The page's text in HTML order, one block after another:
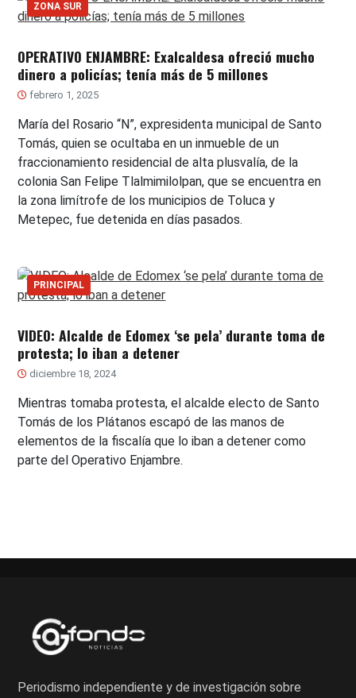
ZONA SUR
OPERATIVO ENJAMBRE: Exalcaldesa ofreció mucho
dinero a policías; tenía más de 5 millones
febrero 1, 2025
María del Rosario “N”, expresidenta municipal de Santo
Tomás, quien se ocultaba en un inmueble de un
fraccionamiento residencial de alta plusvalía, de la
colonia San Felipe Tlalmimilolpan, que se encuentra en
la zona limítrofe de los municipios de Toluca y
Metepec, fue detenida en días pasados.
PRINCIPAL
VIDEO: Alcalde de Edomex ‘se pela’ durante toma de
protesta; lo iban a detener
diciembre 18, 2024
Mientras tomaba protesta, el alcalde electo de Santo
Tomás de los Plátanos escapó de las manos de
elementos de la fiscalía que lo iban a detener como
parte del Operativo Enjambre.
Periodismo independiente y de investigación sobre